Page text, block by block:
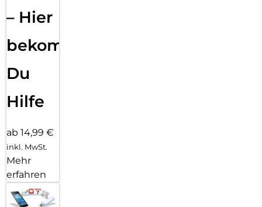
– Hier
bekommst
Du
Hilfe
ab 14,99 €
inkl. MwSt.
Mehr
erfahren